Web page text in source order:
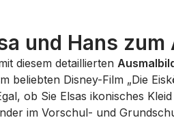
und Hans zum
diesem detaillierten
beliebten Disney-Film „Die
ob Sie Elsas ikonisches
im Vorschul- und